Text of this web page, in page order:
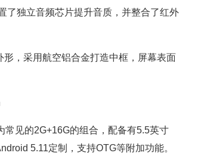
了独立音频芯片提升音质，并整合了红外
，采用航空铝合金打造中框，屏幕表面
见的2G+16G的组合，配备有5.5英寸
5.11定制，支持OTG等附加功能。